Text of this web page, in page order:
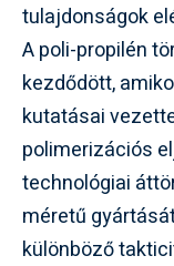
tulajdonságok
A poli-propilén
kezdődött,
kutatásai
polimerizációs
technológiai
méretű
különböző